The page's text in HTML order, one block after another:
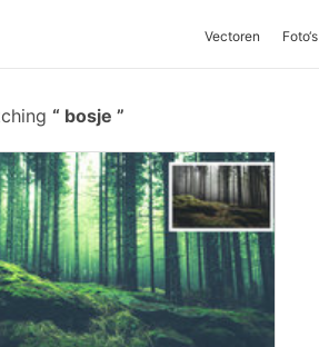
Vectoren Foto‘s
bosje